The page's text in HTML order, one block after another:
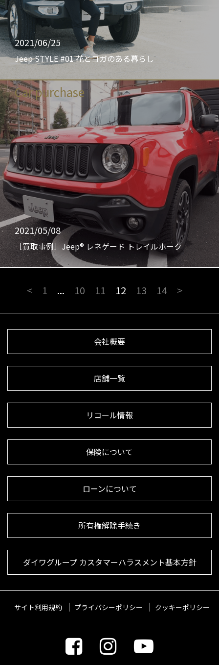
2021/06/25
Jeep STYLE #01 花とヨガのある暮らし
Car purchase
2021/05/08
［買取事例］Jeep® レネゲード トレイルホーク
< 1 ... 10 11 12 13 14 >
会社概要
店舗一覧
リコール情報
保険について
ローンについて
所有権解除手続き
ダイワグループ カスタマーハラスメント基本方針
サイト利用規約 プライバシーポリシー クッキーポリシー